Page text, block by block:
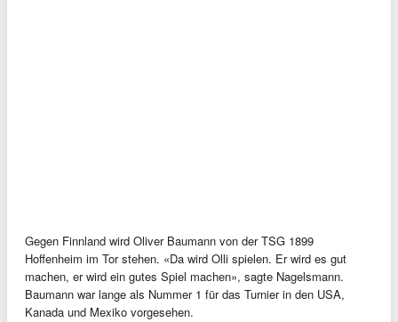
Gegen Finnland wird Oliver Baumann von der TSG 1899
Hoffenheim im Tor stehen. «Da wird Olli spielen. Er wird es gut
machen, er wird ein gutes Spiel machen», sagte Nagelsmann.
Baumann war lange als Nummer 1 für das Turnier in den USA,
Kanada und Mexiko vorgesehen.